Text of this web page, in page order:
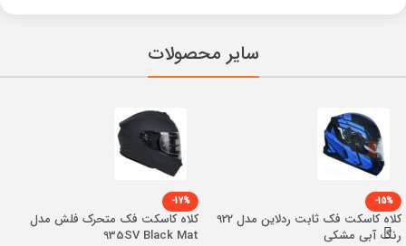
سایر محصولات
-15%
کلاه کاسکت فک ثابت ردلاین مدل 922
رنگ آبی مشکی
-17%
کلاه کاسکت فک متحرک فلش مدل
935SV Black Mat